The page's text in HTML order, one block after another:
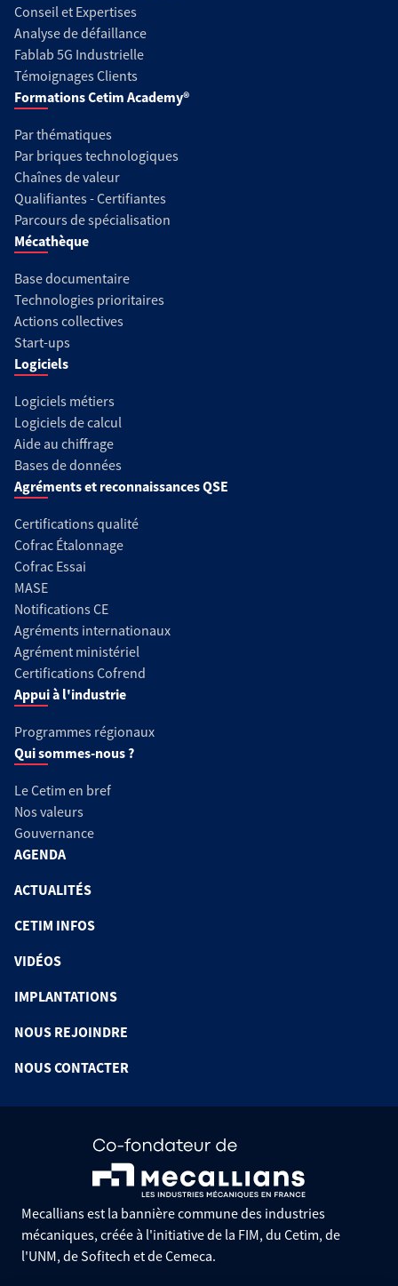
Conseil et Expertises
Analyse de défaillance
Fablab 5G Industrielle
Témoignages Clients
Formations Cetim Academy®
Par thématiques
Par briques technologiques
Chaînes de valeur
Qualifiantes - Certifiantes
Parcours de spécialisation
Mécathèque
Base documentaire
Technologies prioritaires
Actions collectives
Start-ups
Logiciels
Logiciels métiers
Logiciels de calcul
Aide au chiffrage
Bases de données
Agréments et reconnaissances QSE
Certifications qualité
Cofrac Étalonnage
Cofrac Essai
MASE
Notifications CE
Agréments internationaux
Agrément ministériel
Certifications Cofrend
Appui à l'industrie
Programmes régionaux
Qui sommes-nous ?
Le Cetim en bref
Nos valeurs
Gouvernance
AGENDA
ACTUALITÉS
CETIM INFOS
VIDÉOS
IMPLANTATIONS
NOUS REJOINDRE
NOUS CONTACTER
Mecallians est la bannière commune des industries
mécaniques, créée à l'initiative de la FIM, du Cetim, de
l'UNM, de Sofitech et de Cemeca.